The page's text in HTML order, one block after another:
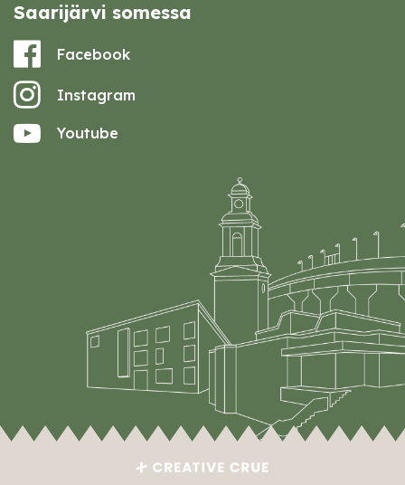
Saarijärvi somessa
Facebook
Instagram
Youtube